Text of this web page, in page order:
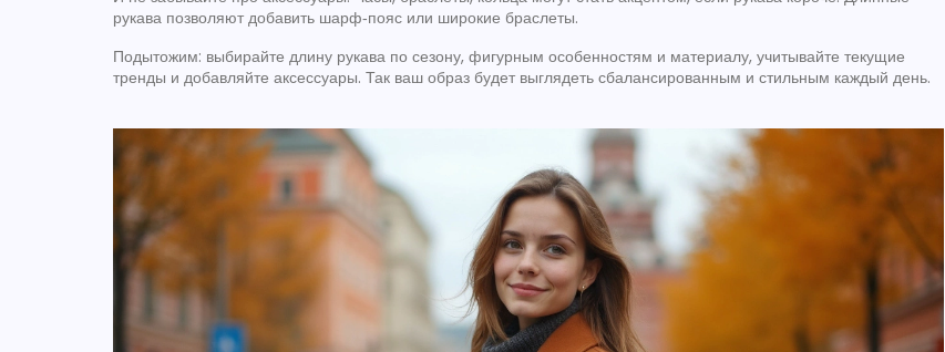
рукава позволяют добавить шарф‑пояс или широкие браслеты.
Подытожим: выбирайте длину рукава по сезону, фигурным особенностям и материалу, учитывайте текущие
тренды и добавляйте аксессуары. Так ваш образ будет выглядеть сбалансированным и стильным каждый день.